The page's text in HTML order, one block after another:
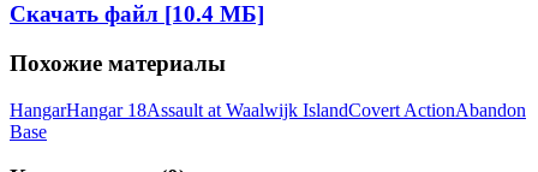
Скачать файл [10.4 МБ]
Похожие материалы
HangarHangar 18Assault at Waalwijk IslandCovert ActionAbandon
Base